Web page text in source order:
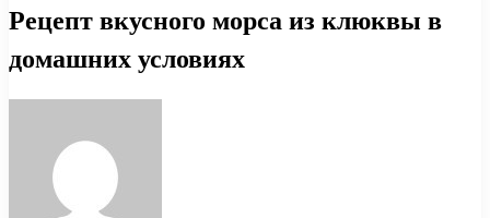
Рецепт вкусного морса из клюквы в
домашних условиях